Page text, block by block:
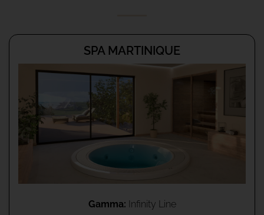
SPA MARTINIQUE
Gamma: Infinity Line